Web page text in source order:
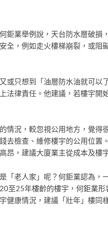
鉅業舉例說，天台防水層破
全，例如走火樓梯崩裂，或
或只想到「油層防水油就可
法律責任。他建議，若樓宇
情況，較忽視公用地方，覺
去檢查、維修樓宇的公用位
昂，建議大廈業主從成本及樓
「老人家」呢？何鉅業認為
至25年樓齡的樓宇，何鉅業
健康情況，建議「壯年」樓同